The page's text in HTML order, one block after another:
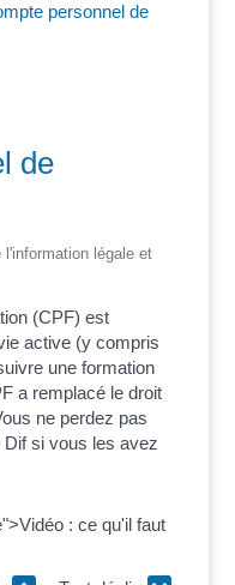
personnel de
de
légale et
(CPF) est
active (y compris
une formation
a remplacé le droit
ne perdez pas
si vous les avez
: ce qu'il faut